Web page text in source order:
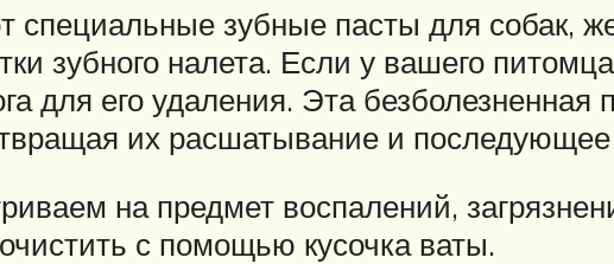
специальные зубные пасты для собак,
зубного налета. Если у вашего
для его удаления. Эта
их расшатывание и
на предмет воспалений,
с помощью кусочка ваты.